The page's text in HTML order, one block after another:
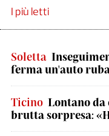
I più letti
Soletta
ferma un'auto
Ticino Lontano da
brutta sorpresa: